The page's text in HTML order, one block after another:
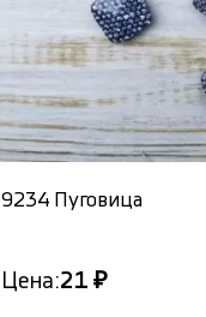
9234 Пуговица
Цена:21 ₽